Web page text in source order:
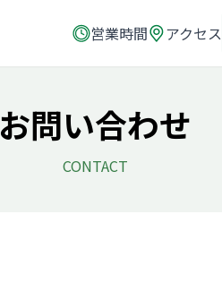
営業時間 アクセス
お問い合わせ
CONTACT